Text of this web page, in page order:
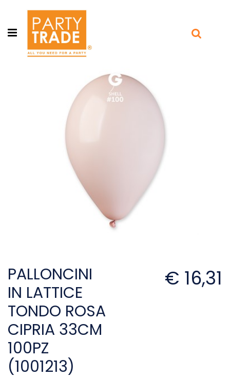
Open menu
PALLONCINI
IN LATTICE
TONDO ROSA
CIPRIA 33CM
100PZ
(1001213)
€ 16,31